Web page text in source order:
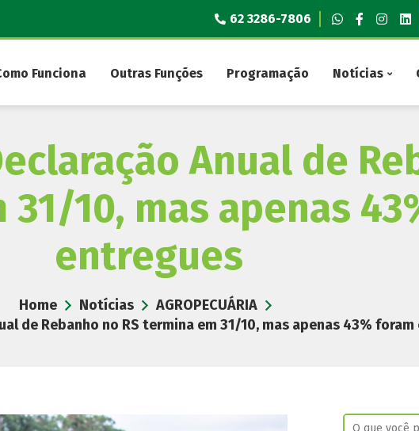
62 3286-7806
Funciona Outras Funções Programação Notícias
Anual de
31/10, mas apenas
entregues
Home Notícias
AGROPECUÁRIA
de Rebanho no RS termina em 31/10, mas apenas 43%